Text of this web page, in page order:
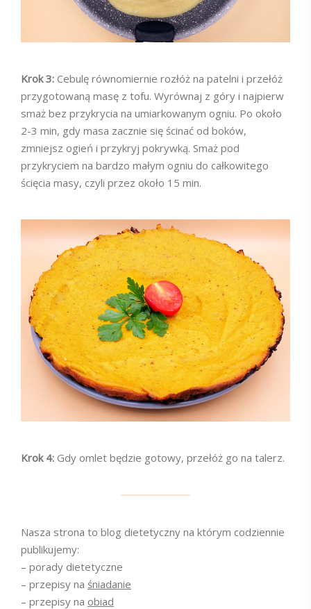
Krok 3: Cebulę równomiernie rozłóż na patelni i przełóż
przygotowaną masę z tofu. Wyrównaj z góry i najpierw
smaż bez przykrycia na umiarkowanym ogniu. Po około
2-3 min, gdy masa zacznie się ścinać od boków,
zmniejsz ogień i przykryj pokrywką. Smaż pod
przykryciem na bardzo małym ogniu do całkowitego
ścięcia masy, czyli przez około 15 min.
Krok 4: Gdy omlet będzie gotowy, przełóż go na talerz.
Nasza strona to blog dietetyczny na którym codziennie
publikujemy:
– porady dietetyczne
– przepisy na śniadanie
– przepisy na obiad